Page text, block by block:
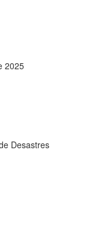
2025
Desastres